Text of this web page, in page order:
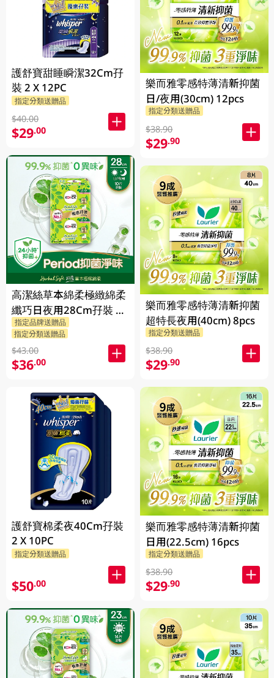
護舒寶甜睡瞬潔32Cm孖
裝 2 X 12PC
指定分類送贈品
$40.00
$29.00
高潔絲草本綿柔極緻綿柔
纖巧日夜用28Cm孖裝 2
X 10PC
指定品牌送贈品
指定分類送贈品
$43.00
$36.00
護舒寶棉柔夜40Cm孖裝
2 X 10PC
指定分類送贈品
$50.00
樂而雅零感特薄清新抑菌
日/夜用(30cm) 12pcs
指定分類送贈品
$38.90
$29.90
樂而雅零感特薄清新抑菌
超特長夜用(40cm) 8pcs
指定分類送贈品
$38.90
$29.90
樂而雅零感特薄清新抑菌
日用(22.5cm) 16pcs
指定分類送贈品
$38.90
$29.90